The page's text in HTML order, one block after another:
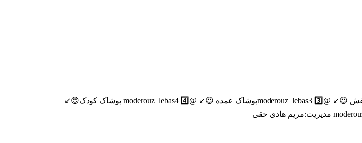
🌸هوالرزاق🌸 آیدی جهت سفارش👈🏻 @queen524 1⃣مانتو 😍↙️ @moderouz_lebas2 2️⃣کیف‌وکفش 😍↙️ @moderouz_lebas3 3️⃣پوشاک عمده 😍↙️ @moderouz_lebas4 4️⃣ پوشاک کودک😍↙️